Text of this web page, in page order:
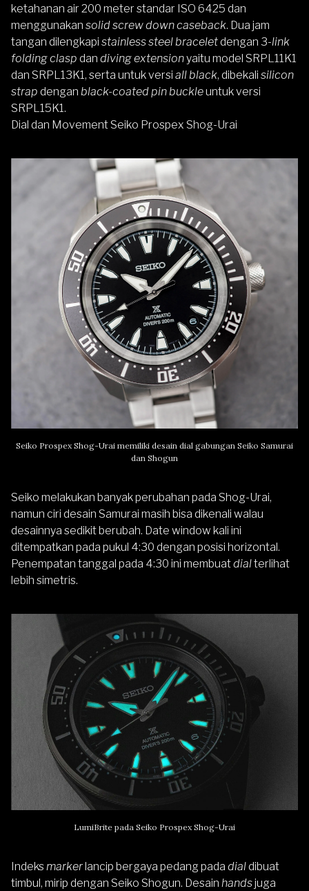
ketahanan air 200 meter standar ISO 6425 dan
menggunakan solid screw down caseback. Dua jam
tangan dilengkapi stainless steel braceletdengan 3-link
folding clasp dan diving extensionyaitu model SRPL11K1
dan SRPL13K1, serta untuk versi all black, dibekali silicon
strap dengan black-coated pin buckleuntuk versi
SRPL15K1.
Dial dan Movement Seiko Prospex Shog-Urai
Seiko Prospex Shog-Urai memiliki desain dial gabungan Seiko Samurai
dan Shogun
Seiko melakukan banyak perubahan pada Shog-Urai,
namun ciri desain Samurai masih bisa dikenali walau
desainnya sedikit berubah. Date window kali ini
ditempatkan pada pukul 4:30 dengan posisi horizontal.
Penempatan tanggal pada 4:30 ini membuatdialterlihat
lebih simetris.
LumiBrite pada Seiko Prospex Shog-Urai
Indeksmarker lancip bergaya pedang pada dialdibuat
timbul, mirip dengan Seiko Shogun. Desain handsjuga